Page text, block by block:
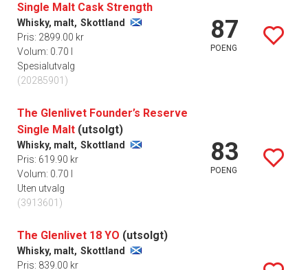
Single Malt Cask Strength
Whisky, malt, Skottland
Pris: 2899.00 kr
Volum: 0.70 l
Spesialutvalg
(20285901)
87
POENG
The Glenlivet Founder’s Reserve
Single Malt (utsolgt)
Whisky, malt, Skottland
Pris: 619.90 kr
Volum: 0.70 l
Uten utvalg
(3913601)
83
POENG
The Glenlivet 18 YO (utsolgt)
Whisky, malt, Skottland
Pris: 839.00 kr